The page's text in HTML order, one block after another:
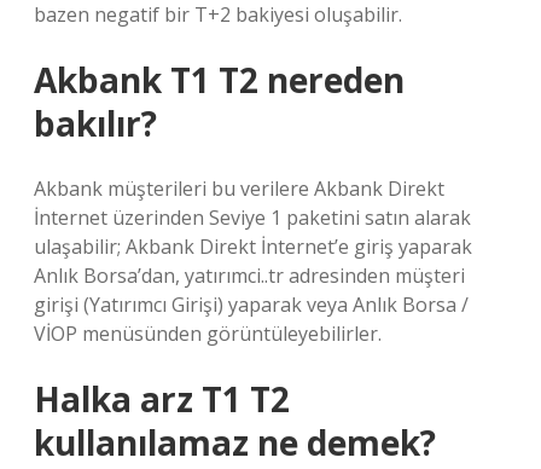
bazen negatif bir T+2 bakiyesi oluşabilir.
Akbank T1 T2 nereden
bakılır?
Akbank müşterileri bu verilere Akbank Direkt
İnternet üzerinden Seviye 1 paketini satın alarak
ulaşabilir; Akbank Direkt İnternet’e giriş yaparak
Anlık Borsa’dan, yatırımci..tr adresinden müşteri
girişi (Yatırımcı Girişi) yaparak veya Anlık Borsa /
VİOP menüsünden görüntüleyebilirler.
Halka arz T1 T2
kullanılamaz ne demek?